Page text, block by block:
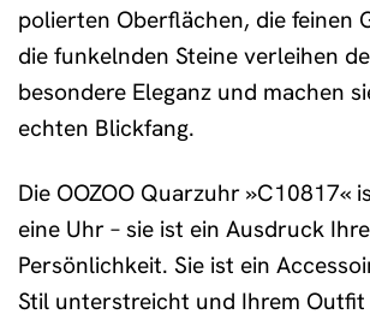
polierten Oberflächen, die feinen
die funkelnden Steine verleihen
besondere Eleganz und machen
echten Blickfang.
Die OOZOO Quarzuhr »C10817«
eine Uhr – sie ist ein Ausdruck
Persönlichkeit. Sie ist ein
Stil unterstreicht und Ihrem